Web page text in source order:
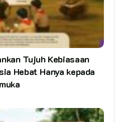
Tujuh Kebiasaan
Hebat Hanya kepada